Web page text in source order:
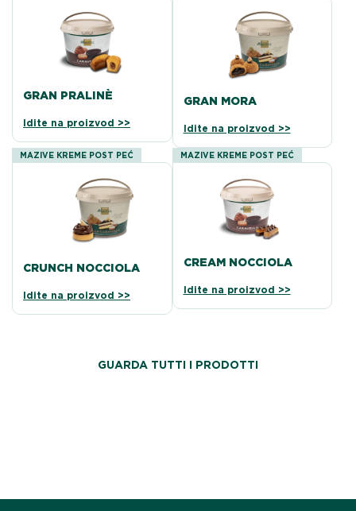
GRAN PRALINÈ
Idite na proizvod >>
GRAN MORA
Idite na proizvod >>
MAZIVE KREME POST PEĆ
CRUNCH NOCCIOLA
Idite na proizvod >>
MAZIVE KREME POST PEĆ
CREAM NOCCIOLA
Idite na proizvod >>
GUARDA TUTTI I PRODOTTI